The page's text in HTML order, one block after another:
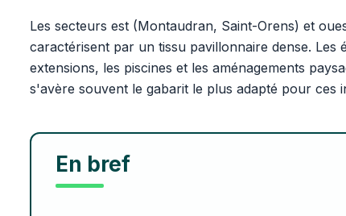
Les secteurs est (Montaudran, Saint-Orens) et
caractérisent par un tissu pavillonnaire dense.
extensions, les piscines et les aménagements
s'avère souvent le gabarit le plus adapté pour ces
En bref